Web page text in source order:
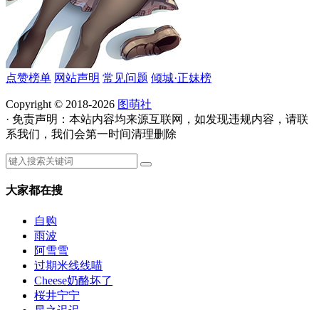
点赞榜单 网站声明 常见问题 倾城·正妹榜
Copyright © 2018-2026 图萌社
· 免责声明：本站内容均来源互联网，如发现违规内容，请联
系我们，我们会第一时间清理删除
大家都在搜
自购
雨波
阿雪雪
过期米线线喵
Cheese奶酪坏了
桜井宁宁